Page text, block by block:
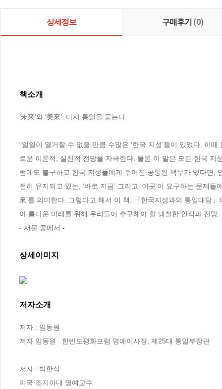
상세정보 구매후기 (0)
책소개
‘未來’와 ‘美來’, 다시 통일을 묻는다
“일일이 열거할 수 없을 만큼 수많은 ‘한국 지성’들이 있었다. 이
로운 이론적, 실천적 전망을 자극한다. 물론 이 말은 모든 한국
럼에도 불구하고 한국 지성들에게 주어진 공통된 책무가 있다면,
전히 유지되고 있는, ‘바로 지금’ 그리고 ‘이곳’이 요구하는 문제
來’를 의미한다. 그렇다고 해서 이 책, 『한국지성과의 통일대담
아 름다운 미래를 위해 우리들이 추구해야 할 냉철한 인식과 전
- 서문 중에서 -
상세이미지
저자소개
저자 : 임동원
저자 임동원   한반도평화포럼 명예이사장, 제25대 통일부장관
저자 : 박한식
미국 조지아대 명예교수